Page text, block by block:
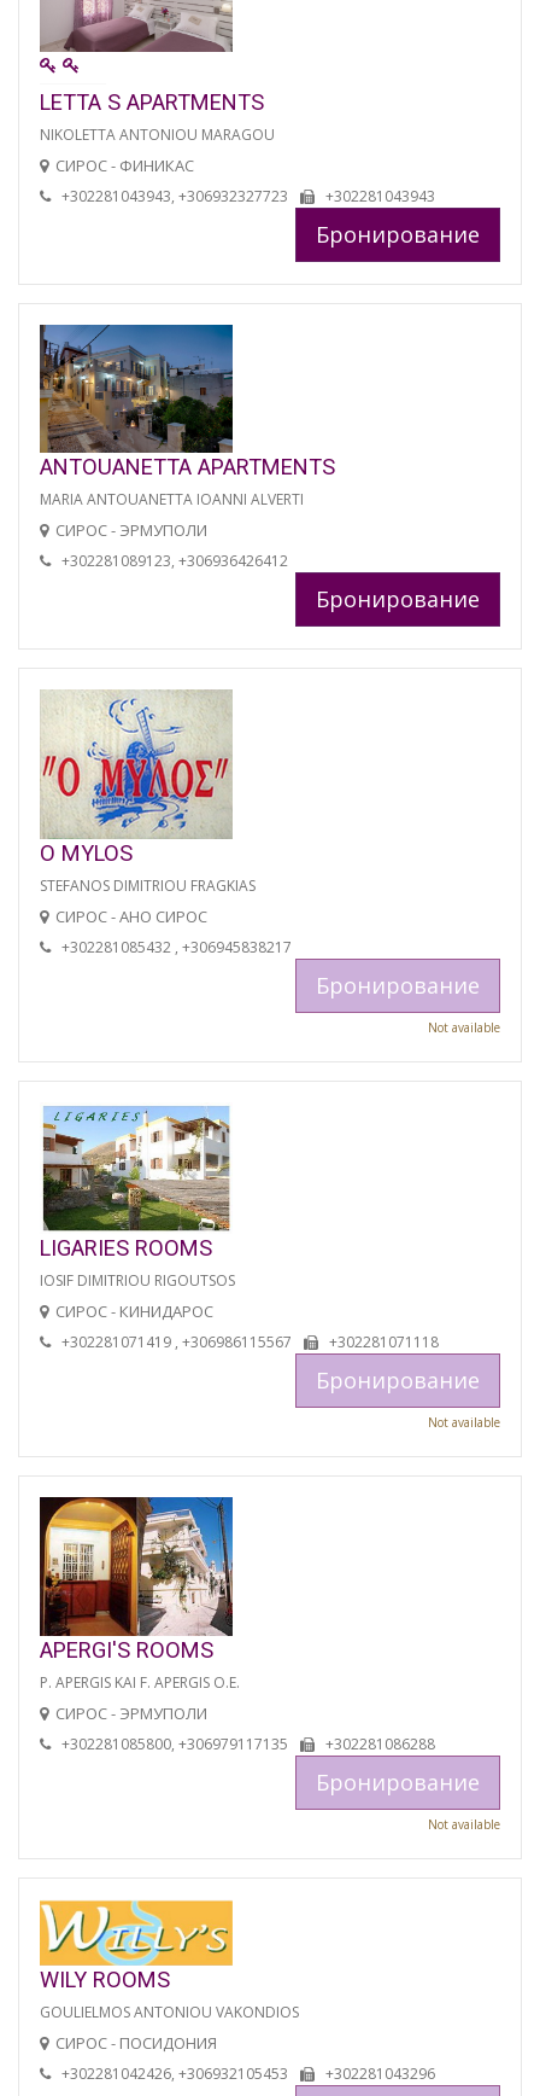
LETTA S APARTMENTS
NIKOLETTA ANTONIOU MARAGOU
СИРОС - ФИНИКАС
+302281043943, +306932327723 +302281043943
Бронирование
ANTOUANETTA APARTMENTS
MARIA ANTOUANETTA IOANNI ALVERTI
СИРОС - ЭРМУПОЛИ
+302281089123, +306936426412
Бронирование
O MYLOS
STEFANOS DIMITRIOU FRAGKIAS
СИРОС - АНО СИРОС
+302281085432 , +306945838217
Бронирование
Not available
LIGARIES ROOMS
IOSIF DIMITRIOU RIGOUTSOS
СИРОС - КИНИДАРОС
+302281071419 , +306986115567 +302281071118
Бронирование
Not available
APERGI'S ROOMS
P. APERGIS KAI F. APERGIS O.E.
СИРОС - ЭРМУПОЛИ
+302281085800, +306979117135 +302281086288
Бронирование
Not available
WILY ROOMS
GOULIELMOS ANTONIOU VAKONDIOS
СИРОС - ПОСИДОНИЯ
+302281042426, +306932105453 +302281043296